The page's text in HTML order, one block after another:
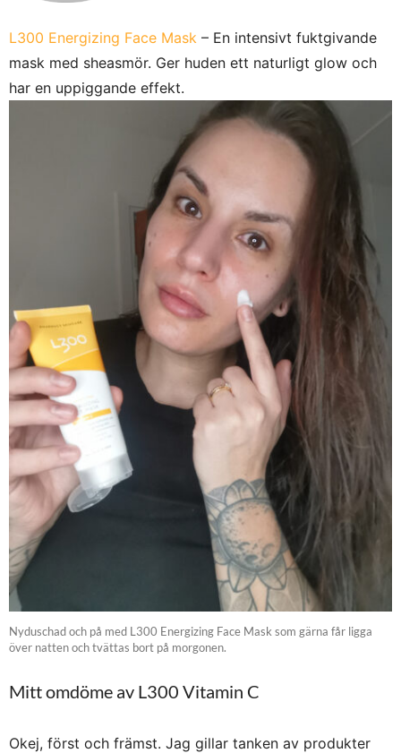
L300 Energizing Face Mask – En intensivt fuktgivande
mask med sheasmör. Ger huden ett naturligt glow och
har en uppiggande effekt.
Nyduschad och på med L300 Energizing Face Mask som gärna får ligga
över natten och tvättas bort på morgonen.
Mitt omdöme av L300 Vitamin C
Okej, först och främst. Jag gillar tanken av produkter